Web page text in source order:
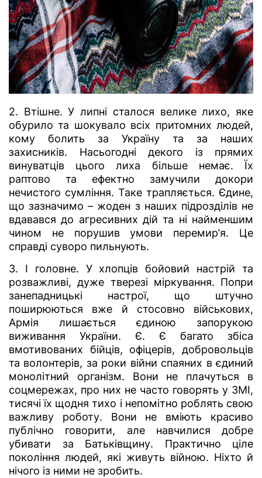
2. Втішне. У липні сталося велике лихо, яке
обурило та шокувало всіх притомних людей,
кому болить за Україну та за наших
захисників. Насьогодні декого із прямих
винуватців цього лиха більше немає. Їх
раптово та ефектно замучили докори
нечистого сумління. Таке трапляється. Єдине,
що зазначимо – жоден з наших підрозділів не
вдавався до агресивних дій та ні найменшим
чином не порушив умови перемир’я. Це
справді суворо пильнують.
3. І головне. У хлопців бойовий настрій та
розважливі, дуже тверезі міркування. Попри
занепадницькі настрої, що штучно
поширюються вже й стосовно військових,
Армія лишається єдиною запорукою
виживання України. Є. Є багато збіса
вмотивованих бійців, офіцерів, добровольців
та волонтерів, за роки війни спаяних в єдиний
монолітний організм. Вони не плачуться в
соцмережах, про них не часто говорять у ЗМІ,
тисячі їх щодня тихо і непомітно роблять свою
важливу роботу. Вони не вміють красиво
публічно говорити, але навчилися добре
убивати за Батьківщину. Практично ціле
покоління людей, які живуть війною. Ніхто й
нічого із ними не зробить.